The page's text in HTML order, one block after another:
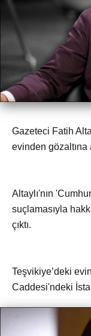
Gazeteci Fatih
evinden gözaltına
Altaylı'nın
suçlamasıyla
çıktı.
Teşvikiye’deki
Caddesi'ndeki